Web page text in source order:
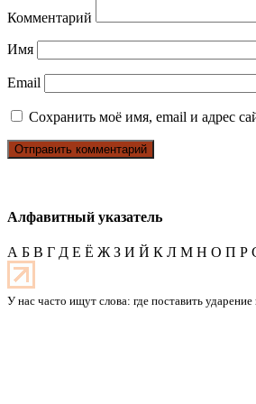
Комментарий
Имя
Email
Сохранить моё имя, email и адрес
Алфавитный указатель
А Б В Г Д Е Ё Ж З И Й К Л М Н О П Р
У нас часто ищут слова: где поставить ударение